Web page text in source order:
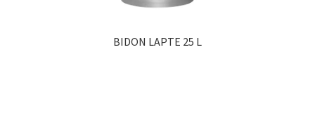
BIDON LAPTE 25 L